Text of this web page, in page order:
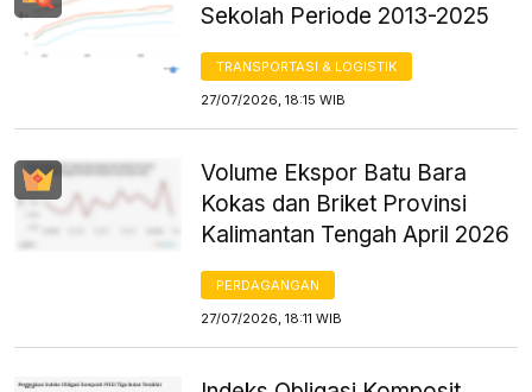
Sekolah Periode 2013-2025
TRANSPORTASI & LOGISTIK
27/07/2026, 18:15 WIB
Volume Ekspor Batu Bara
Kokas dan Briket Provinsi
Kalimantan Tengah April 2026
PERDAGANGAN
27/07/2026, 18:11 WIB